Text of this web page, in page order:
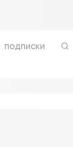
подписки